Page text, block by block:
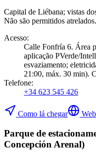
Capital de Liébana; vistas
Não são permitidos atrelados.
Acesso:
Calle Fonfría 6. Área
aplicação PVerde/
esvaziamento;
21:00, máx. 30 min).
Telefone:
+34 623 545 426
Como lá chegar
Parque de
Concepción Arenal)